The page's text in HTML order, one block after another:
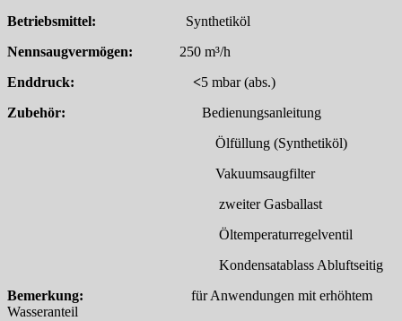
Betriebsmittel: Synthetiköl
Nennsaugvermögen:
250 m³/h
Enddruck: <5 mbar (abs.)
Zubehör:
Bedienungsanleitung
Ölfüllung (Synthetiköl)
Vakuumsaugfilter
zweiter Gasballast
Öltemperaturregelventil
Kondensatablass Abluftseitig
Bemerkung: für Anwendungen mit erhöhtem
Wasseranteil